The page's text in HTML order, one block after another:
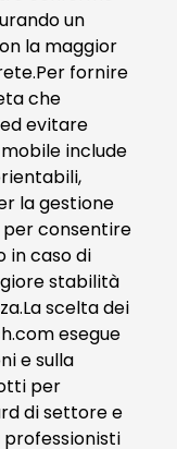
un
la maggior
fornire
che
evitare
include
la gestione
consentire
in caso di
stabilità
scelta dei
esegue
e sulla
per
di settore e